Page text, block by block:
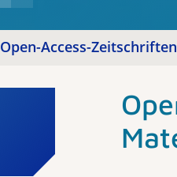
Open-Access-Zeitschriften